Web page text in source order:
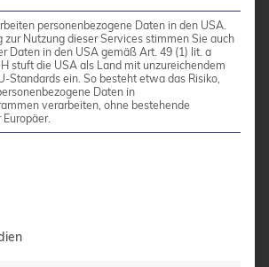
aller eingesetzten Komponenten
Professioneller Support
und Durchführung
bergen immer Risiken. Der
verschiedenen Linux-
Datenbankversionen kann
Probleme verursachen.
kennen typische
personenbezogene Daten in den USA.
zur Nutzung dieser Services stimmen Sie auch
Daten in den USA gemäß Art. 49 (1) lit. a
stuft die USA als Land mit unzureichendem
Standards ein. So besteht etwa das Risiko,
Daten in
verarbeiten, ohne bestehende
der Service-Gruppen, für die